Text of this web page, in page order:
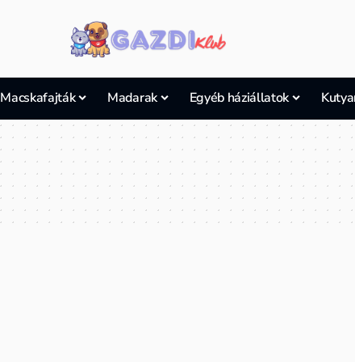
Macskafajták Madarak Egyéb háziállatok